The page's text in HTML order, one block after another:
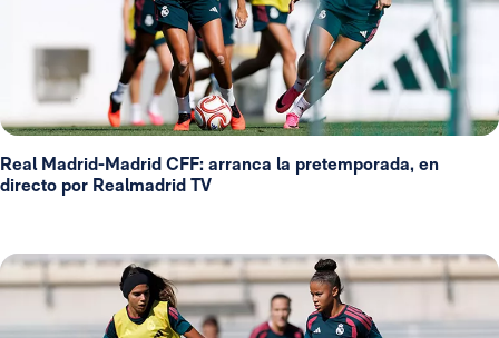
Real Madrid-Madrid CFF: arranca la pretemporada, en
directo por Realmadrid TV